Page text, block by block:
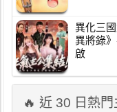
異化三
異將錄
啟
🔥 近 30 日熱門